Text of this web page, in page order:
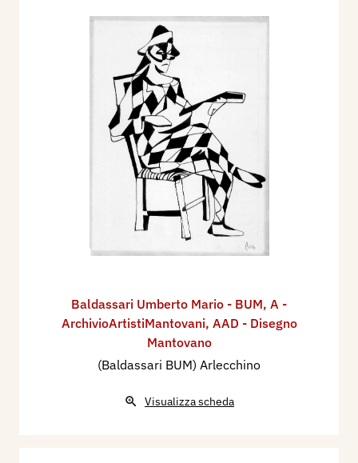
Baldassari Umberto Mario - BUM, A -
ArchivioArtistiMantovani, AAD - Disegno
Mantovano
(Baldassari BUM) Arlecchino
Visualizza scheda